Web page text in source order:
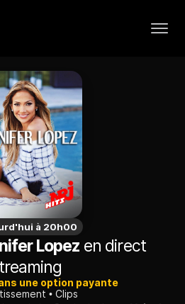
à 20h00
Lopez en direct
une option payante
Clips